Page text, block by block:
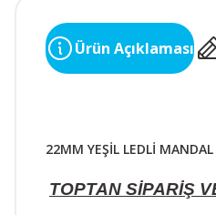
Ürün Açıklaması
22MM YEŞİL LEDLİ
TOPTAN SİPARİŞ